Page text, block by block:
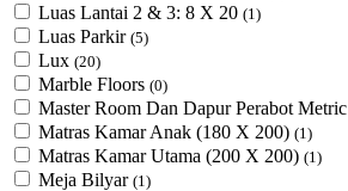
Luas Lantai 2 & 3: 8 X 20 (1)
Luas Parkir (5)
Lux (20)
Marble Floors (0)
Master Room Dan Dapur Perabot Metric
Matras Kamar Anak (180 X 200) (1)
Matras Kamar Utama (200 X 200) (1)
Meja Bilyar (1)